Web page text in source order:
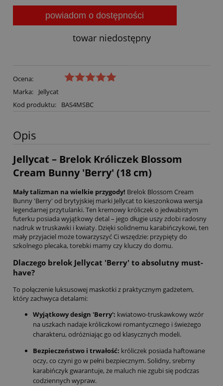
powiadom o dostępności
towar niedostępny
Ocena:
Marka:
Jellycat
Kod produktu:
BAS4MSBC
Opis
Jellycat – Brelok Króliczek Blossom
Cream Bunny 'Berry' (18 cm)
Mały talizman na wielkie przygody! Brelok Blossom Cream
Bunny 'Berry' od brytyjskiej marki Jellycat to kieszonkowa wersja
legendarnej przytulanki. Ten kremowy króliczek o jedwabistym
futerku posiada wyjątkowy detal – jego długie uszy zdobi radosny
nadruk w truskawki i kwiaty. Dzięki solidnemu karabińczykowi, ten
mały przyjaciel może towarzyszyć Ci wszędzie: przypięty do
szkolnego plecaka, torebki mamy czy kluczy do domu.
Dlaczego brelok Jellycat 'Berry' to absolutny must-
have?
To połączenie luksusowej maskotki z praktycznym gadżetem,
który zachwyca detalami:
Wyjątkowy design 'Berry': kwiatowo-truskawkowy wzór
na uszkach nadaje króliczkowi romantycznego i świeżego
charakteru, odróżniając go od klasycznych modeli.
Bezpieczeństwo i trwałość: króliczek posiada haftowane
oczy, co czyni go w pełni bezpiecznym. Solidny, srebrny
karabińczyk gwarantuje, że maluch nie zgubi się podczas
codziennych wypraw.